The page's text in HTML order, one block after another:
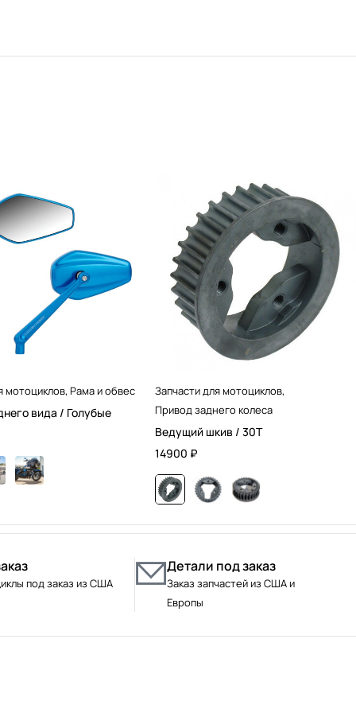
мотоциклов,Рама и обвес
вида / Голубые
Запчасти для мотоциклов,
Привод заднего колеса
Ведущий шкив / 30T
14900 ₽
под заказ из США
Детали под заказ
Заказ запчастей из США и
Европы